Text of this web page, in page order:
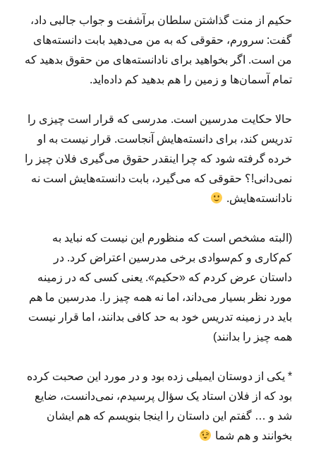
حکیم از منت گذاشتن سلطان برآشفت و جواب جالبی داد،
گفت: سرورم، حقوقی که به من می‌دهید بابت دانسته‌های
من است. اگر بخواهید برای نادانسته‌های من حقوق بدهید که
تمام آسمان‌ها و زمین را هم بدهید کم داده‌اید.
حالا حکایت مدرسین است. مدرسی که قرار است چیزی را
تدریس کند، برای دانسته‌هایش آنجاست. قرار نیست به او
خرده گرفته شود که چرا اینقدر حقوق می‌گیری فلان چیز را
نمی‌دانی!؟ حقوقی که می‌گیرد، بابت دانسته‌هایش است نه
نادانسته‌هایش.
(البته مشخص است که منظورم این نیست که نباید به
کم‌‌کاری و کم‌سوادی برخی مدرسین اعتراض کرد. در
داستان عرض کردم که «حکیم». یعنی کسی که در زمینه
مورد نظر بسیار می‌داند، اما نه همه چیز را. مدرسین ما هم
باید در زمینه تدریس خود به حد کافی بدانند، اما قرار نیست
همه چیز را بدانند)
* یکی از دوستان ایمیلی زده بود و در مورد این صحبت کرده
بود که از فلان استاد یک سؤال پرسیدم، نمی‌دانست، ضایع
شد و … گفتم این داستان را اینجا بنویسم که هم ایشان
بخوانند و هم شما